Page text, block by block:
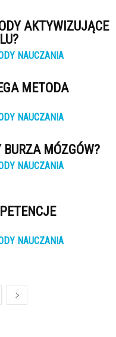
AKTYWIZUJĄCE
NAUCZANIA
METODA
NAUCZANIA
MÓZGÓW?
NAUCZANIA
NAUCZANIA